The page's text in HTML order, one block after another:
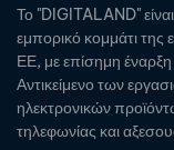
Το "DIGITALAND"
εμπορικό κομμάτι
ΕΕ, με επίσημη
Αντικείμενο των
ηλεκτρονικών
τηλεφωνίας και